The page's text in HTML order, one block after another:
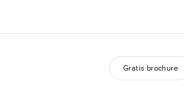
Gratis brochure